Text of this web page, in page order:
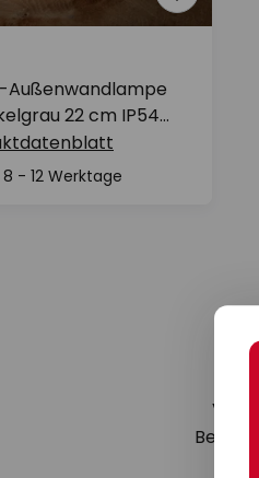
Außenwandlampe
22 cm IP54
- 12 Werktage